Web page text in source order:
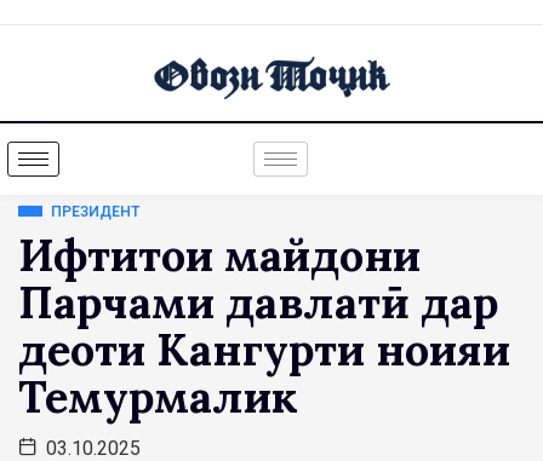
ПРЕЗИДЕНТ
Ифтитоҳи майдони
Парчами давлатӣ дар
деҳоти Кангурти ноҳияи
Темурмалик
03.10.2025